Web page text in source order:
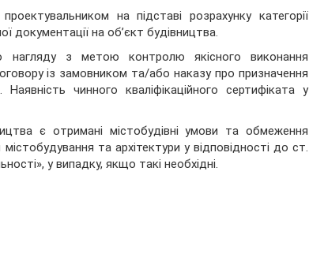
на підставі розрахунку категорії
документації на об’єкт будівництва.
нагляду з метою контролю якісного виконання
із замовником та/або наказу про призначення
чинного кваліфікаційного сертифіката у
є отримані містобудівні умови та обмеження
та архітектури у відповідності до ст.
у випадку, якщо такі необхідні.